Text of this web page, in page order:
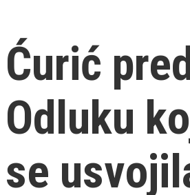
Ćurić
Odluku
se